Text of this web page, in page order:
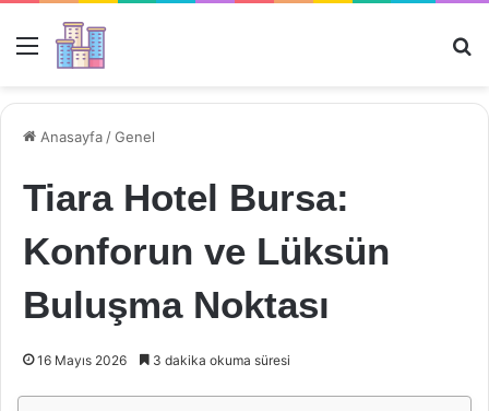
Menü
Anasayfa /Genel
Tiara Hotel Bursa:
Konforun ve Lüksün
Buluşma Noktası
16 Mayıs 2026 3 dakika okuma süresi